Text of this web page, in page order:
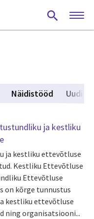
Näidistööd
ja kestliku
ja kestliku ettevõtluse
Kestliku Ettevõtluse
Ettevõtluse
on kõrge tunnustus
kestliku ettevõtluse
ning organisatsiooni...